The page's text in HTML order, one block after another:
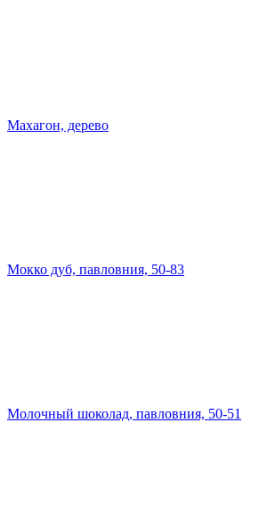
Махагон, дерево
Мокко дуб, павловния, 50-83
Молочный шоколад, павловния, 50-51